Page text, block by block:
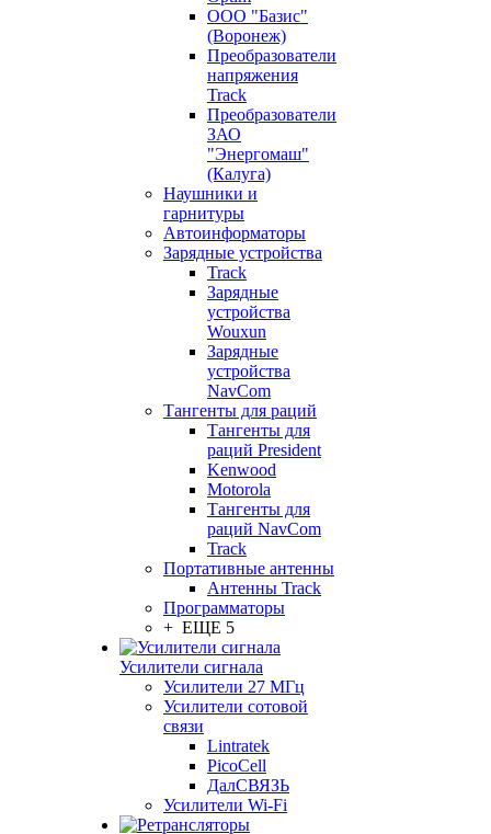
ООО "Базис"
(Воронеж)
Преобразователи
напряжения
Track
Преобразователи
ЗАО
"Энергомаш"
(Калуга)
Наушники и
гарнитуры
Автоинформаторы
Зарядные устройства
Track
Зарядные
устройства
Wouxun
Зарядные
устройства
NavCom
Тангенты для раций
Тангенты для
раций President
Kenwood
Motorola
Тангенты для
раций NavCom
Track
Портативные антенны
Антенны Track
Программаторы
+ ЕЩЕ 5
Усилители сигнала
Усилители 27 МГц
Усилители сотовой
связи
Lintratek
PicoCell
ДалСВЯЗЬ
Усилители Wi-Fi